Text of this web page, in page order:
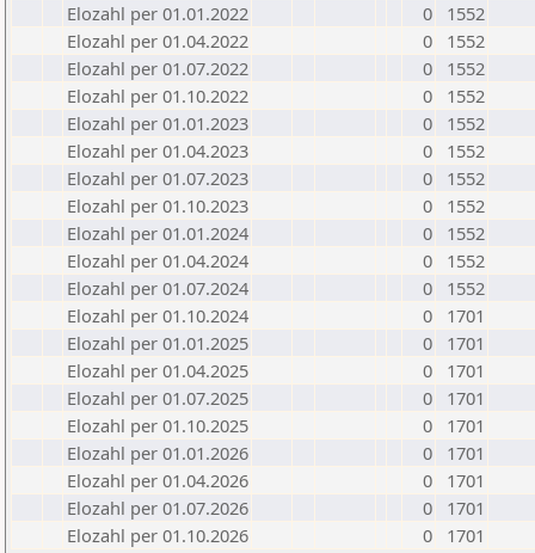
Elozahl per 01.01.2022
0
1552
Elozahl per 01.04.2022
0
1552
Elozahl per 01.07.2022
0
1552
Elozahl per 01.10.2022
0
1552
Elozahl per 01.01.2023
0
1552
Elozahl per 01.04.2023
0
1552
Elozahl per 01.07.2023
0
1552
Elozahl per 01.10.2023
0
1552
Elozahl per 01.01.2024
0
1552
Elozahl per 01.04.2024
0
1552
Elozahl per 01.07.2024
0
1552
Elozahl per 01.10.2024
0
1701
Elozahl per 01.01.2025
0
1701
Elozahl per 01.04.2025
0
1701
Elozahl per 01.07.2025
0
1701
Elozahl per 01.10.2025
0
1701
Elozahl per 01.01.2026
0
1701
Elozahl per 01.04.2026
0
1701
Elozahl per 01.07.2026
0
1701
Elozahl per 01.10.2026
0 1701